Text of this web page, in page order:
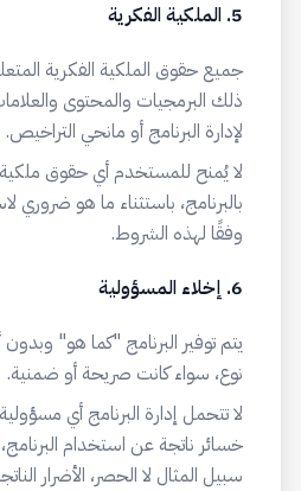
5. الملكية الفكرية
جميع حقوق الملكية الفكرية
ذلك البرمجيات والمحتوى
لإدارة البرنامج أو مانحي التراخيص.
لا يُمنح للمستخدم أي حقوق
بالبرنامج، باستثناء ما هو ضروري
وفقًا لهذه الشروط.
6. إخلاء المسؤولية
يتم توفير البرنامج "كما هو"
نوع، سواء كانت صريحة أو ضمنية.
لا تتحمل إدارة البرنامج أي
خسائر ناتجة عن استخدام
سبيل المثال لا الحصر، الأضرار